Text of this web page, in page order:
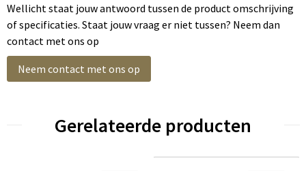
Wellicht staat jouw antwoord tussen de product omschrijving
of specificaties. Staat jouw vraag er niet tussen? Neem dan
contact met ons op
Neem contact met ons op
Gerelateerde producten